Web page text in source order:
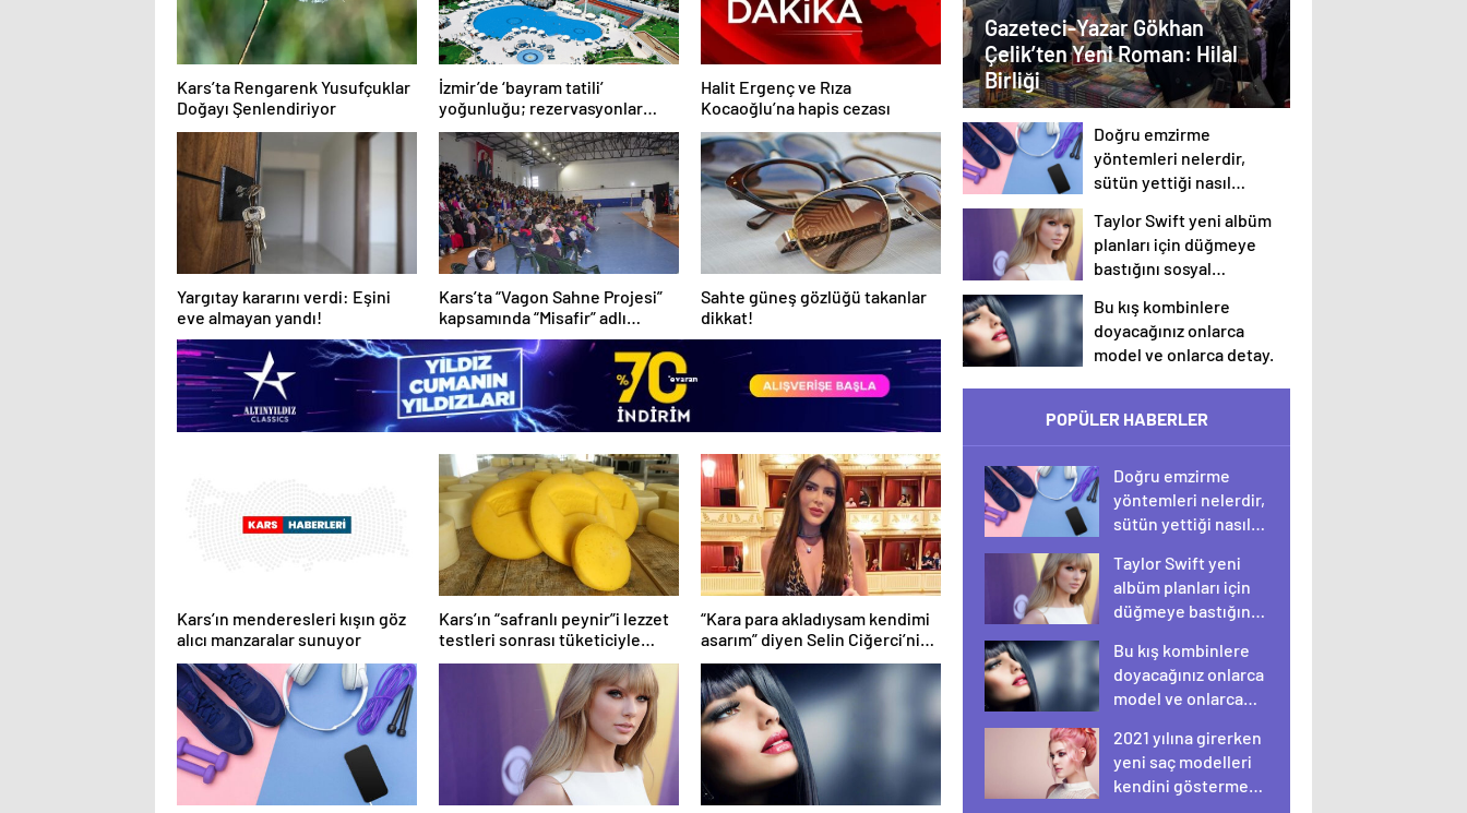
Kars’ta Rengarenk Yusufçuklar
Doğayı Şenlendiriyor
İzmir’de ‘bayram tatili’
yoğunluğu; rezervasyonlar
yüzde 90’a ulaştı
Halit Ergenç ve Rıza
Kocaoğlu’na hapis cezası
Yargıtay kararını verdi: Eşini
eve almayan yandı!
Kars’ta “Vagon Sahne Projesi”
kapsamında “Misafir” adlı
tiyatro oyunu sahnelendi
Sahte güneş gözlüğü takanlar
dikkat!
Kars’ın menderesleri kışın göz
alıcı manzaralar sunuyor
Kars’ın “safranlı peynir”i lezzet
testleri sonrası tüketiciyle
buluşacak
“Kara para akladıysam kendimi
asarım” diyen Selin Ciğerci’nin
MASAK raporunda illegal işlem
tespit edilmedi
Gazeteci-Yazar Gökhan
Çelik’ten Yeni Roman: Hilal
Birliği
Doğru emzirme
yöntemleri nelerdir,
sütün yettiği nasıl
Taylor Swift yeni albüm
planları için düğmeye
bastığını sosyal
Bu kış kombinlere
doyacağınız onlarca
model ve onlarca detay.
POPÜLER HABERLER
Doğru emzirme
yöntemleri nelerdir,
sütün yettiği nasıl
Taylor Swift yeni
albüm planları için
düğmeye bastığını
duyurdu!
Bu kış kombinlere
doyacağınız onlarca
model ve onlarca
2021 yılına girerken
yeni saç modelleri
kendini göstermeye